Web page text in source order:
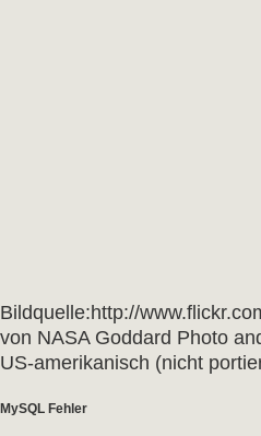
Bildquelle:http://
von NASA Goddard Photo
US-amerikanisch (nicht